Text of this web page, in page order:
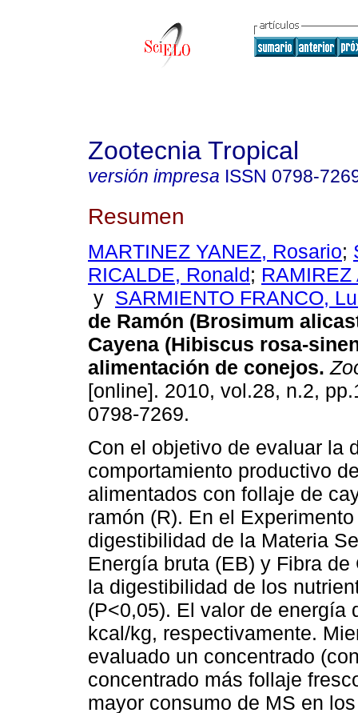
Zootecnia Tropical
versión impresa ISSN 0798-
Resumen
MARTINEZ YANEZ, Rosario;
RICALDE, Ronald;
y SARMIENTO FRANCO,
de Ramón (Brosimum
Cayena (Hibiscus rosa-
alimentación de conejos.
[online]. 2010, vol.28, n.2,
0798-7269.
Con el objetivo de evaluar la
comportamiento productivo
alimentados con follaje de
ramón (R). En el
digestibilidad de la Materia
Energía bruta (EB) y Fibra
la digestibilidad de los
(P<0,05). El valor de energía
kcal/kg, respectivamente.
evaluado un concentrado
concentrado más follaje
mayor consumo de MS en